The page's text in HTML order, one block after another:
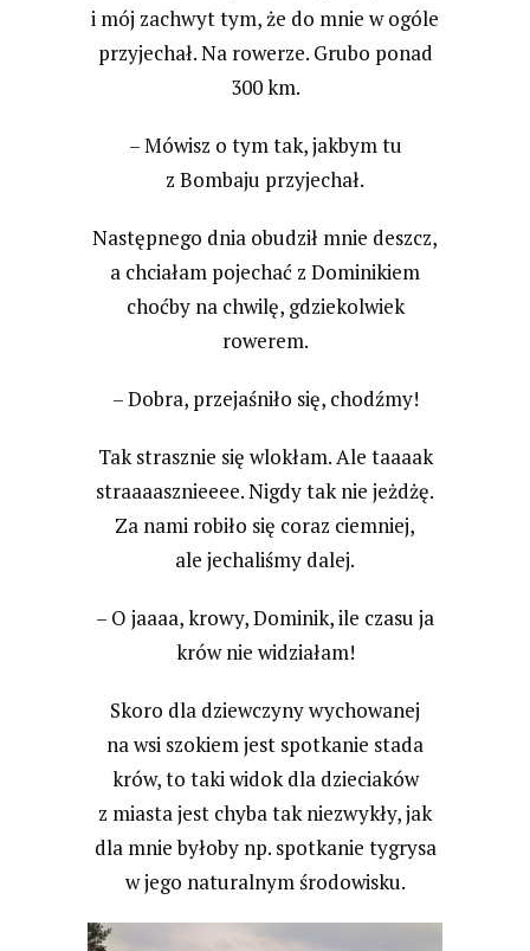
i mój zachwyt tym, że do mnie w ogóle
przyjechał. Na rowerze. Grubo ponad
300 km.
– Mówisz o tym tak, jakbym tu
z Bombaju przyjechał.
Następnego dnia obudził mnie deszcz,
a chciałam pojechać z Dominikiem
choćby na chwilę, gdziekolwiek
rowerem.
– Dobra, przejaśniło się, chodźmy!
Tak strasznie się wlokłam. Ale taaaak
straaaasznieeee. Nigdy tak nie jeżdżę.
Za nami robiło się coraz ciemniej,
ale jechaliśmy dalej.
– O jaaaa, krowy, Dominik, ile czasu ja
krów nie widziałam!
Skoro dla dziewczyny wychowanej
na wsi szokiem jest spotkanie stada
krów, to taki widok dla dzieciaków
z miasta jest chyba tak niezwykły, jak
dla mnie byłoby np. spotkanie tygrysa
w jego naturalnym środowisku.